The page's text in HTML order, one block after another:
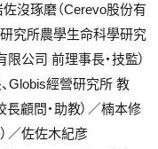
佐沒琢磨（Cerevo股份有
究所農學生命科學研究
公司 前理事長・技監）
Globis經營研究所 教
長顧問・助教）／楠本修
／佐佐木紀彦